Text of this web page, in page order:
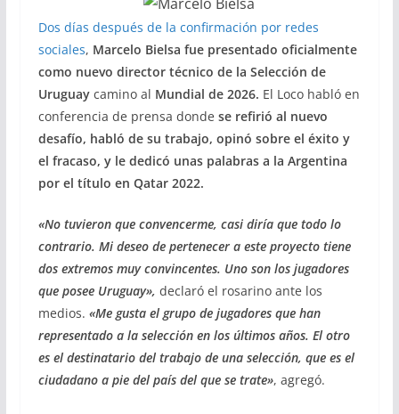
Dos días después de la confirmación por redes
sociales, Marcelo Bielsa fue presentado oficialmente
como nuevo director técnico de la Selección de
Uruguay camino al Mundial de 2026. El Loco habló en
conferencia de prensa donde se refirió al nuevo
desafío, habló de su trabajo, opinó sobre el éxito y
el fracaso, y le dedicó unas palabras a la Argentina
por el título en Qatar 2022.
«No tuvieron que convencerme, casi diría que todo lo
contrario. Mi deseo de pertenecer a este proyecto tiene
dos extremos muy convincentes. Uno son los jugadores
que posee Uruguay», declaró el rosarino ante los
medios. «Me gusta el grupo de jugadores que han
representado a la selección en los últimos años. El otro
es el destinatario del trabajo de una selección, que es el
ciudadano a pie del país del que se trate», agregó.